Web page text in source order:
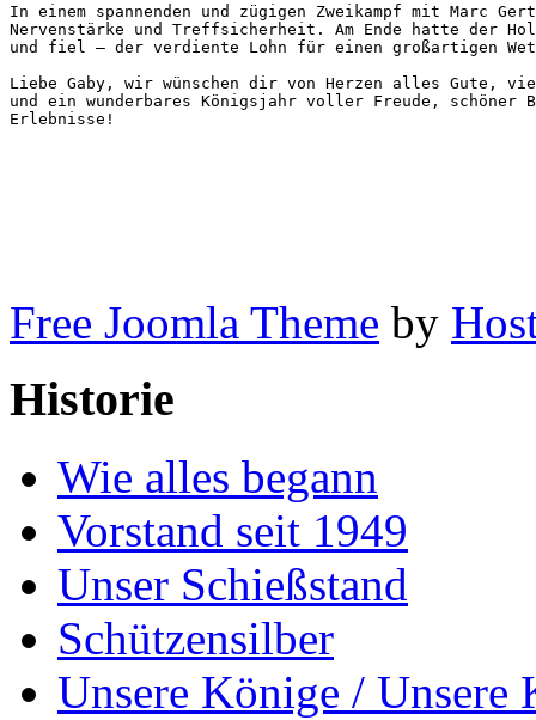
In einem spannenden und zügigen Zweikampf mit Marc
Nervenstärke und Treffsicherheit. Am Ende hatte der
und fiel – der verdiente Lohn für einen großartigen
Liebe Gaby, wir wünschen dir von Herzen alles Gute,
und ein wunderbares Königsjahr voller Freude, schöner
Erlebnisse!
Free Joomla Theme by
Historie
Wie alles begann
Vorstand seit 1949
Unser Schießstand
Schützensilber
Unsere Könige / Unsere